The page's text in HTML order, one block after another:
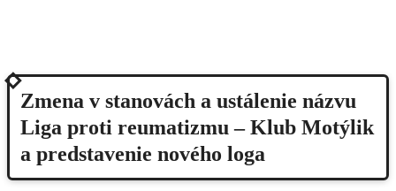
2012
Zmena v stanovách a ustálenie názvu
Liga proti reumatizmu – Klub Motýlik
a predstavenie nového loga